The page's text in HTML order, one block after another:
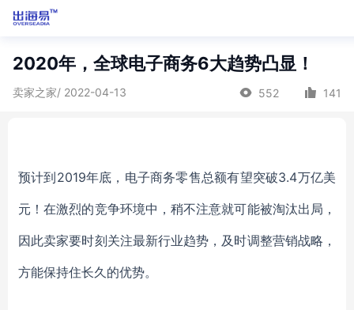
2020年，全球电子商务6大趋势凸显！
卖家之家/ 2022-04-13 552 141
预计到2019年底，电子商务零售总额有望突破3.4万亿美
元！在激烈的竞争环境中，稍不注意就可能被淘汰出局，
因此卖家要时刻关注最新行业趋势，及时调整营销战略，
方能保持住长久的优势。